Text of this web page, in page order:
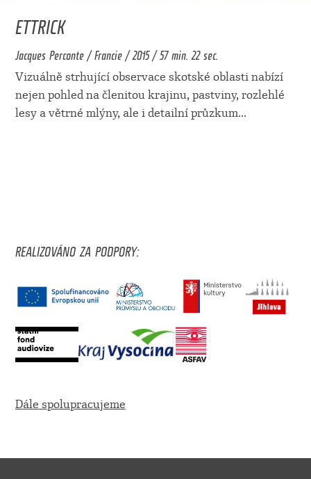
ETTRICK
Jacques Perconte / Francie / 2015 / 57 min. 22 sec.
Vizuálně strhující observace skotské oblasti nabízí
nejen pohled na členitou krajinu, pastviny, rozlehlé
lesy a větrné mlýny, ale i detailní průzkum...
REALIZOVÁNO ZA PODPORY:
Dále spolupracujeme